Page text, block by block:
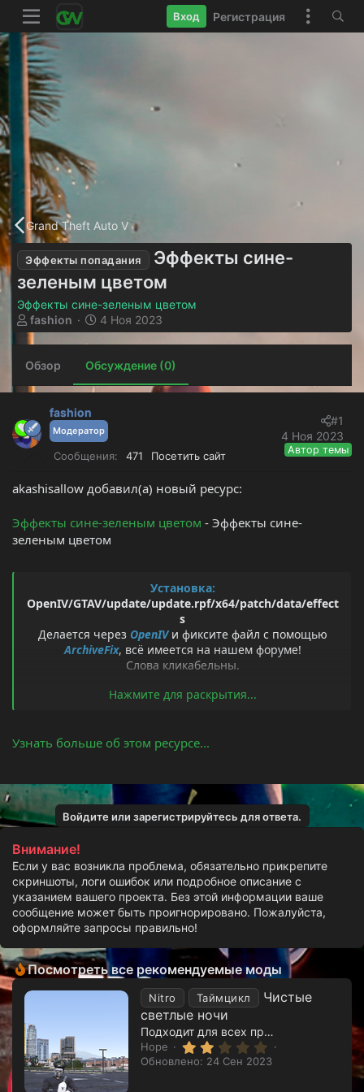
Вход Регистрация
Grand Theft Auto V
Эффекты попадания
Эффекты сине-
зеленым цветом
Эффекты сине-зеленым цветом
А
в
о
т
м
ы
fashion
Д
а
а
н
а
а
л
а
4 Ноя 2023
Обзор Обсуждение (0)
fashion
Модератор
Сообщения 471 Посетить сайт
4 Ноя 2023
#1
Автор темы
akashisallow добавил(а) новый ресурс:
Эффекты сине-зеленым цветом - Эффекты сине-
зеленым цветом
Установка:
OpenIV/GTAV/update/update.rpf/x64/patch/data/effect
s
Делается через OpenIVи фиксите файл с помощью
ArchiveFix, всё имеется на нашем форуме!
Слова кликабельны.
Нажмите для раскрытия...
Узнать больше об этом ресурсе...
Войдите или зарегистрируйтесь для ответа.
Внимание!
Если у вас возникла проблема, обязательно прикрепите
скриншоты, логи ошибок или подробное описание с
указанием вашего проекта. Без этой информации ваше
сообщение может быть проигнорировано. Пожалуйста,
оформляйте запросы правильно!
Посмотреть все рекомендуемые моды
Nitro Таймцикл
Чистые
светлые ночи
Подходит для всех проектов RageMP
Hope 2
.
Обновлено: 24 Сен 2023